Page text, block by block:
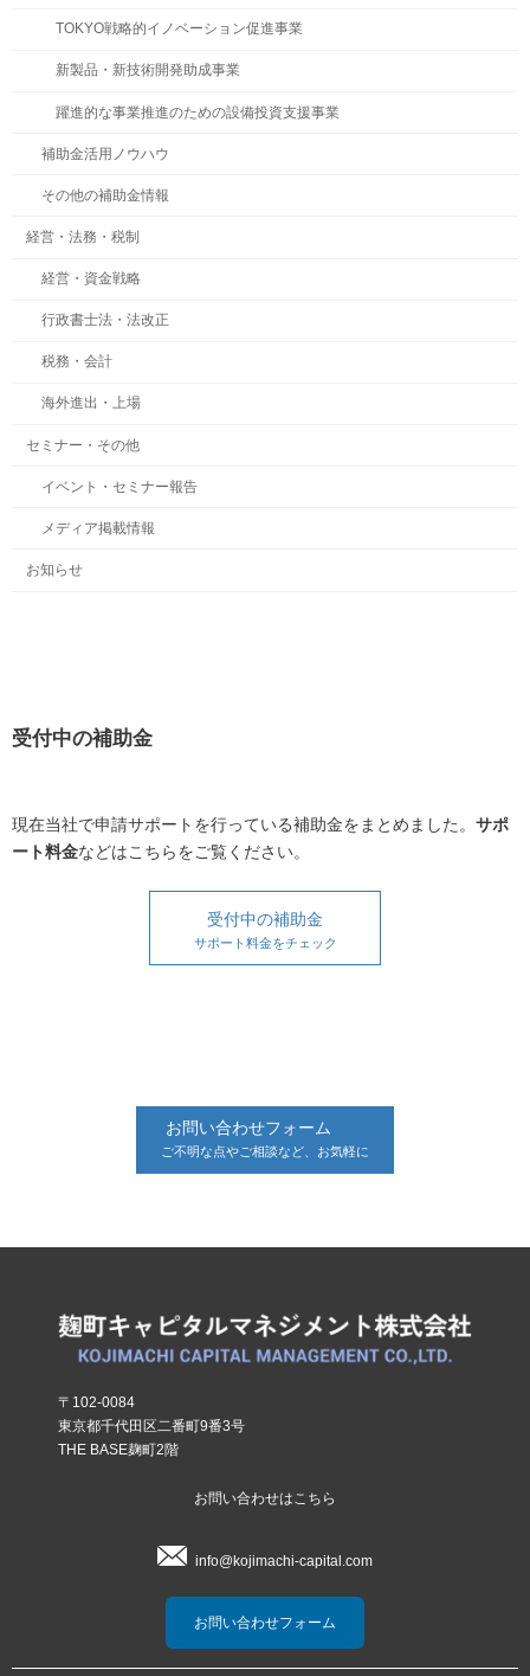
TOKYO戦略的イノベーション促進事業
新製品・新技術開発助成事業
躍進的な事業推進のための設備投資支援事業
補助金活用ノウハウ
その他の補助金情報
経営・法務・税制
経営・資金戦略
行政書士法・法改正
税務・会計
海外進出・上場
セミナー・その他
イベント・セミナー報告
メディア掲載情報
お知らせ
受付中の補助金
現在当社で申請サポートを行っている補助金をまとめました。 サポ
ート料金などはこちらをご覧ください。
受付中の補助金
サポート料金をチェック
お問い合わせフォーム
ご不明な点やご相談など、お気軽に
〒102-0084
東京都千代田区二番町9番3号
THE BASE麹町2階
お問い合わせはこちら
info@kojimachi-capital.com
お問い合わせフォーム